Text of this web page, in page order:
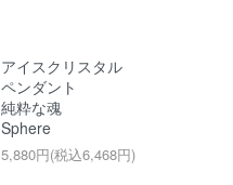
アイスクリスタル
ペンダント
純粋な魂
Sphere
5,880円(税込6,468円)